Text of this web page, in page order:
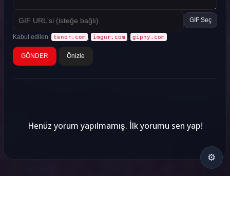
⚙
GIF Seç
Kabul edilen: tenor.com imgur.com giphy.com
Önizle
Henüz yorum yapılmamış. İlk yorumu sen yap!